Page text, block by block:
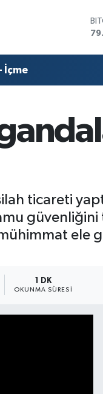
İçme
ticareti
ele
1 DK
OKUNMA SÜRESI